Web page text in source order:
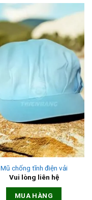
Mũ chống tĩnh điện vải
Vui lòng liên hệ
MUA HÀNG